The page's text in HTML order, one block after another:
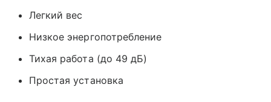
Легкий вес
Низкое энергопотребление
Тихая работа (до 49 дБ)
Простая установка